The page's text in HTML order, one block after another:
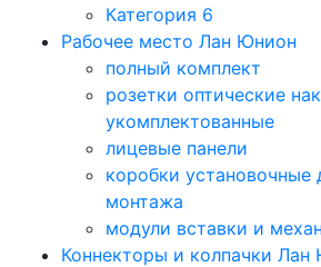
Категория 6
Рабочее место Лан Юнион
полный комплект
розетки оптические
укомплектованные
лицевые панели
коробки установочные
монтажа
модули вставки и
Коннекторы и колпачки Лан